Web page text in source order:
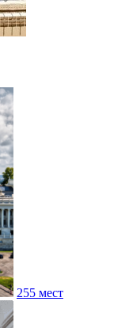
255 мест